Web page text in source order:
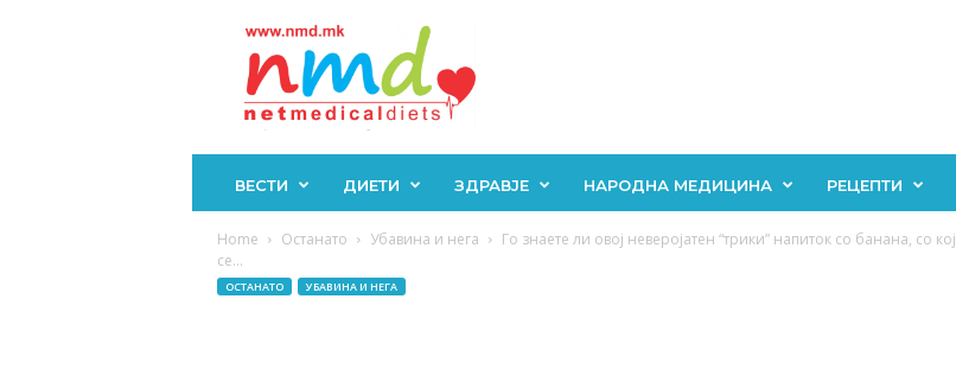
ВЕСТИ ДИЕТИ ЗДРАВЈЕ НАРОДНА МЕДИЦИНА РЕЦЕПТИ
Home Останато Убавина и нега
Го знаете ли овој неверојатен “трики” напиток со банана, со кој
се...
ОСТАНАТО УБАВИНА И НЕГА